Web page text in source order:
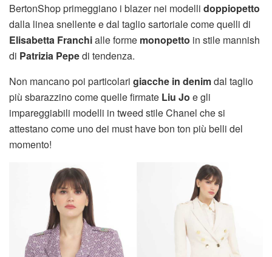
BertonShop primeggiano i blazer nei modelli doppiopetto
dalla linea snellente e dal taglio sartoriale come quelli di
Elisabetta Franchialle forme monopetto in stile mannish
di Patrizia Pepedi tendenza.
Non mancano poi particolari giacche in denimdal taglio
più sbarazzino come quelle firmate Liu Jo e gli
impareggiabili modelli in tweed stile Chanel che si
attestano come uno dei must have bon ton più belli del
momento!